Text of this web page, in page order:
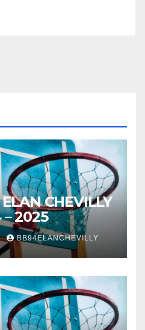
CHEVILLY
2025
BB94ELANCHEVILLY